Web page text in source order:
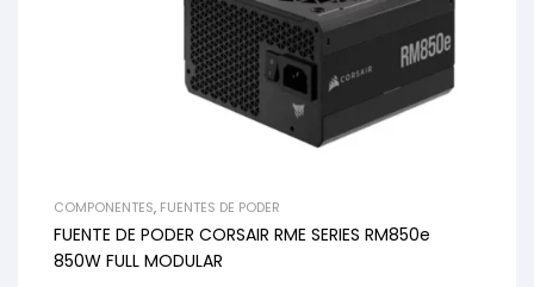
COMPONENTES, FUENTES DE PODER
FUENTE DE PODER CORSAIR RME SERIES RM850e
850W FULL MODULAR